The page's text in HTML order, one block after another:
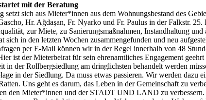
mit der Beratung
sich aus Mieter*innen aus dem Wohnungsbestand des
Hr. Ağdaşan, Fr. Nyarko und Fr. Paulus in der Falkstr.
zur Miete, zu Sanierungsmaßnahmen, Instandhaltung
in den letzten Wochen zusammengefunden und neu
per E-Mail können wir in der Regel innerhalb von 48
ist der Mieterbeirat für sein ehrenamtliches Engagement
in der Rollbergsiedlung am dringlichsten behandelt werden
in der Siedlung. Da muss etwas passieren. Wir werden
Uns geht es darum, das Leben in der Gemeinschaft zu
den Mieter*innen und der STADT UND LAND zu verbessern.